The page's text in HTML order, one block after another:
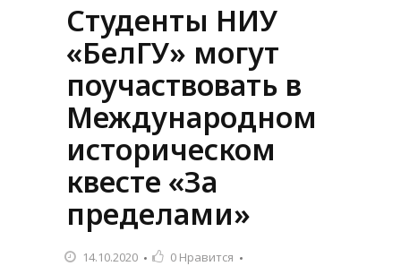
Студенты НИУ
«БелГУ» могут
поучаствовать в
Международном
историческом
квесте «За
пределами»
14.10.2020 0 Нравится